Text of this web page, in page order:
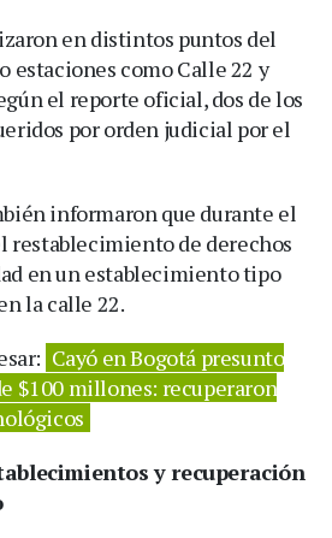
en distintos puntos del
estaciones como Calle 22 y
el reporte oficial, dos de los
por orden judicial por el
informaron que durante el
restablecimiento de derechos
en un establecimiento tipo
la calle 22.
Cayó en Bogotá presunto
$100 millones: recuperaron
y recuperación